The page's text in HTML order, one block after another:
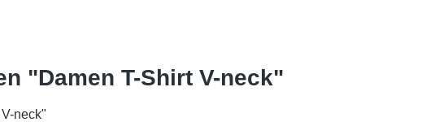
"Damen T-Shirt V-neck"
neck"